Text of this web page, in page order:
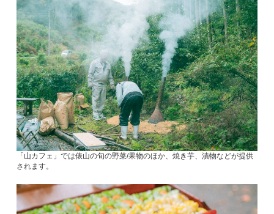
「山カフェ」では俵山の旬の野菜/果物のほか、焼き芋、漬物などが提供
されます。